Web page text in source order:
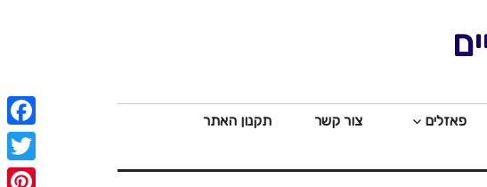
פאזלים צור קשר
תקנון האתר